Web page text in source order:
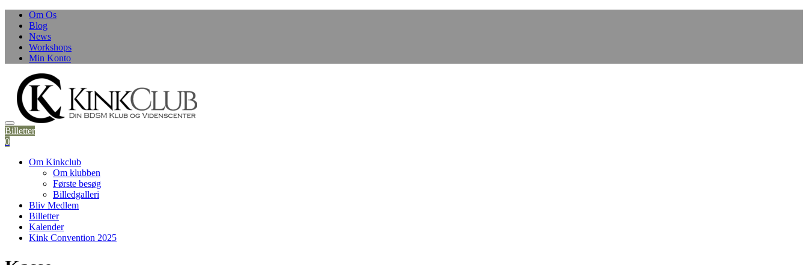
Skip
content
Om Os
Blog
News
Workshops
Min Konto
Billetter
0
Om Kinkclub
Om klubben
Første besøg
Billedgalleri
Bliv Medlem
Billetter
Kalender
Kink Convention 2025